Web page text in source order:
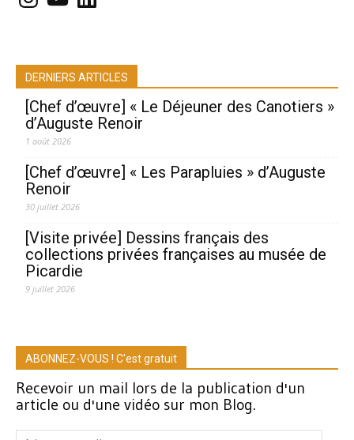
DERNIERS ARTICLES
[Chef d’œuvre] « Le Déjeuner des Canotiers »
d’Auguste Renoir
1 août 2026
[Chef d’œuvre] « Les Parapluies » d’Auguste
Renoir
30 juillet 2026
[Visite privée] Dessins français des
collections privées françaises au musée de
Picardie
9 juillet 2026
ABONNEZ-VOUS ! C'est gratuit
Recevoir un mail lors de la publication d'un
article ou d'une vidéo sur mon Blog.